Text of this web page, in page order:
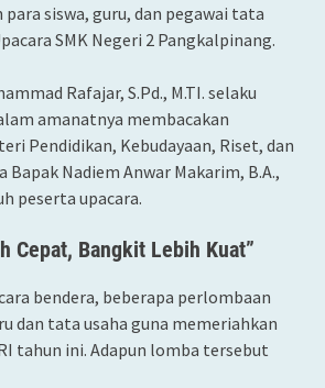
siswa, guru, dan pegawai tata
SMK Negeri 2 Pangkalpinang.
Rafajar, S.Pd., M.TI. selaku
amanatnya membacakan
Pendidikan, Kebudayaan, Riset, dan
Nadiem Anwar Makarim, B.A.,
peserta upacara.
Cepat, Bangkit Lebih Kuat”
bendera, beberapa perlombaan
dan tata usaha guna memeriahkan
tahun ini. Adapun lomba tersebut